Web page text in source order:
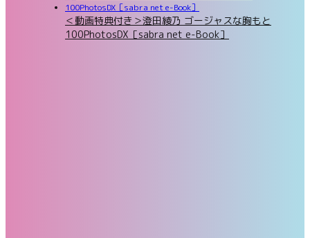
＜動画特典付き＞澄田綾乃 ゴージャスな胸もと
100PhotosDX［sabra net e-Book］